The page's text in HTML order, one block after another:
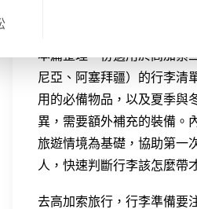
本篇整理一份適用於高加索
尼亞、阿塞拜疆）的行李清
用的必備物品，以及夏季與
異，需要額外補充的裝備。
旅遊情境為基礎，協助第一
人，快速判斷行李該怎麼帶
去高加索旅行，行李準備要